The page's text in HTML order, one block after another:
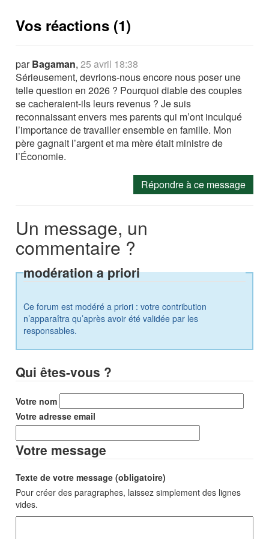
Vos réactions (1)
parBagaman,25 avril 18:38
Sérieusement, devrions-nous encore nous poser une
telle question en 2026 ? Pourquoi diable des couples
se cacheraient-ils leurs revenus ? Je suis
reconnaissant envers mes parents qui m’ont inculqué
l’importance de travailler ensemble en famille. Mon
père gagnait l’argent et ma mère était ministre de
l’Économie.
Répondre à ce message
Un message, un
commentaire ?
modération a priori
Ce forum est modéré a priori : votre contribution
n’apparaîtra qu’après avoir été validée par les
responsables.
Qui êtes-vous ?
Votre nom
Votre adresse email
Votre message
Texte de votre message (obligatoire)
Pour créer des paragraphes, laissez simplement des lignes
vides.